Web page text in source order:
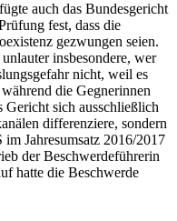
auch das Bundesgericht
fest, dass die
gezwungen seien.
insbesondere, wer
nicht, weil es
die Gegnerinnen
sich ausschließlich
differenziere, sondern
Jahresumsatz 2016/2017
der Beschwerdeführerin
hatte die Beschwerde